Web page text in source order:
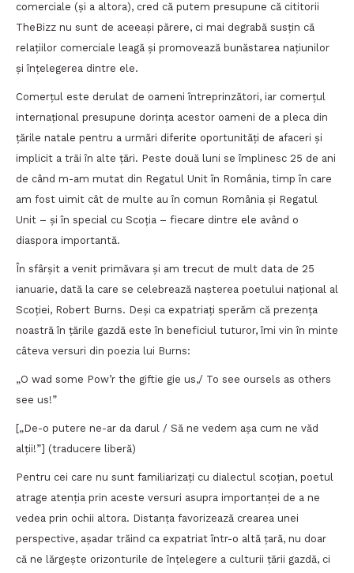
comerciale (și a altora), cred că putem presupune că cititorii
TheBizz nu sunt de aceeași părere, ci mai degrabă susțin că
relațiilor comerciale leagă și promovează bunăstarea națiunilor
și înțelegerea dintre ele.
Comerțul este derulat de oameni întreprinzători, iar comerțul
internațional presupune dorința acestor oameni de a pleca din
țările natale pentru a urmări diferite oportunități de afaceri și
implicit a trăi în alte țări. Peste două luni se împlinesc 25 de ani
de când m-am mutat din Regatul Unit în România, timp în care
am fost uimit cât de multe au în comun România și Regatul
Unit – și în special cu Scoția – fiecare dintre ele având o
diaspora importantă.
În sfârșit a venit primăvara și am trecut de mult data de 25
ianuarie, dată la care se celebrează nașterea poetului național al
Scoției, Robert Burns. Deși ca expatriați sperăm că prezența
noastră în țările gazdă este în beneficiul tuturor, îmi vin în minte
câteva versuri din poezia lui Burns:
„O wad some Pow’r the giftie gie us,/ To see oursels as others
see us!”
[„De-o putere ne-ar da darul / Să ne vedem așa cum ne văd
alții!”] (traducere liberă)
Pentru cei care nu sunt familiarizați cu dialectul scoțian, poetul
atrage atenția prin aceste versuri asupra importanței de a ne
vedea prin ochii altora. Distanța favorizează crearea unei
perspective, așadar trăind ca expatriat într-o altă țară, nu doar
că ne lărgește orizonturile de înțelegere a culturii țării gazdă, ci